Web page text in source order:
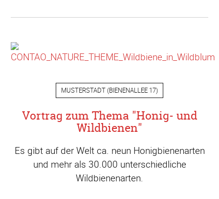
MUSTERSTADT (BIENENALLEE 17)
Vortrag zum Thema "Honig- und
Wildbienen"
Es gibt auf der Welt ca. neun Honigbienenarten
und mehr als 30.000 unterschiedliche
Wildbienenarten.